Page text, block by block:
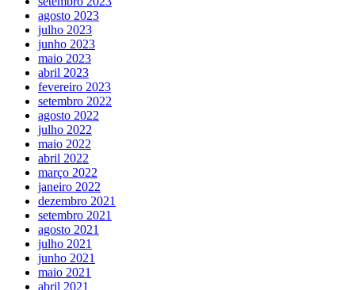
agosto 2023
julho 2023
junho 2023
maio 2023
abril 2023
fevereiro 2023
setembro 2022
agosto 2022
julho 2022
maio 2022
abril 2022
março 2022
janeiro 2022
dezembro 2021
setembro 2021
agosto 2021
julho 2021
junho 2021
maio 2021
abril 2021